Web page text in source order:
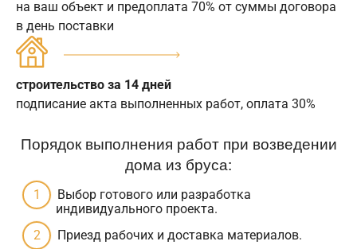
на ваш объект и предоплата 70% от суммы договора
в день поставки
строительство за 14 дней
подписание акта выполненных работ, оплата 30%
Порядок выполнения работ при возведении
дома из бруса:
Выбор готового или разработка
индивидуального проекта.
Приезд рабочих и доставка материалов.